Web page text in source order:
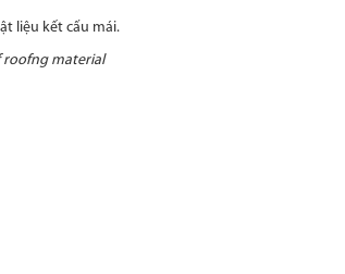
liệu kết cấu mái.
roofng material